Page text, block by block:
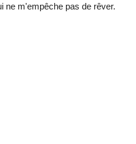
ne m'empêche pas de rêver.